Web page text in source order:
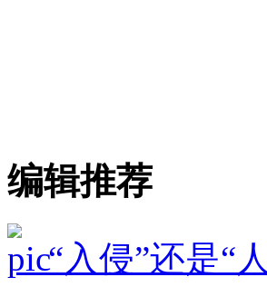
编辑推荐
“入侵”还是“